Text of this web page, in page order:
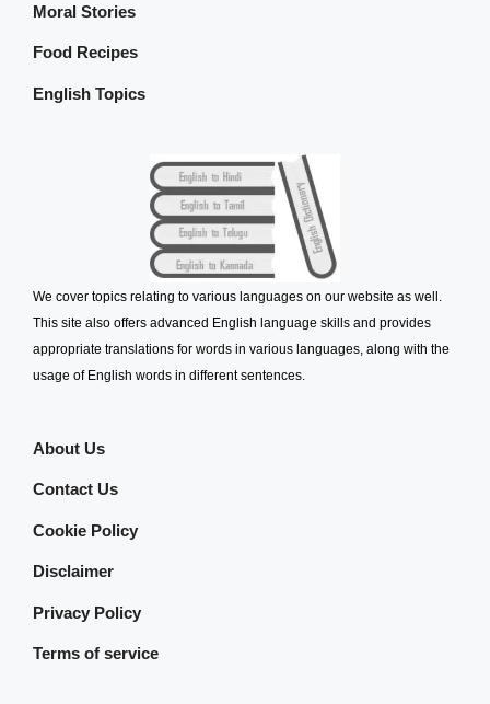
Moral Stories
Food Recipes
English Topics
We cover topics relating to various languages on our website as well.
This site also offers advanced English language skills and provides
appropriate translations for words in various languages, along with the
usage of English words in different sentences.
About Us
Contact Us
Cookie Policy
Disclaimer
Privacy Policy
Terms of service